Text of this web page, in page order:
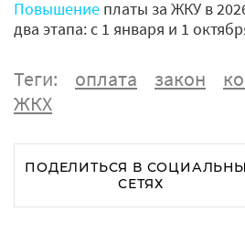
Повышение платы за ЖКУ в
два этапа: с 1 января и 1
Теги: оплата закон
ЖКХ
ПОДЕЛИТЬСЯ В
СЕТЯХ